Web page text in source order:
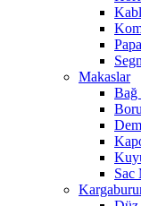
Makaslar
Bağ
Sac